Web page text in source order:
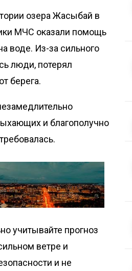
озера Жасыбай в
МЧС оказали помощь
воде. Из-за сильного
люди, потерял
берега.
и благополучно
учитывайте прогноз
ветре и
и не